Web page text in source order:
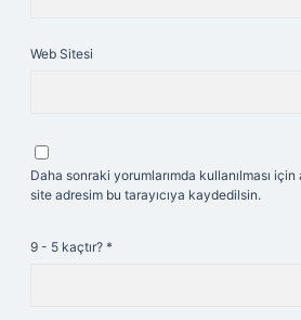
Web Sitesi
Daha sonraki yorumlarımda kullanılması
site adresim bu tarayıcıya kaydedilsin.
9 - 5 kaçtır? *